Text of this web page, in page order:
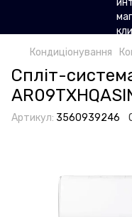
Кондиціонування
Спліт-
Артикул: 3560939246